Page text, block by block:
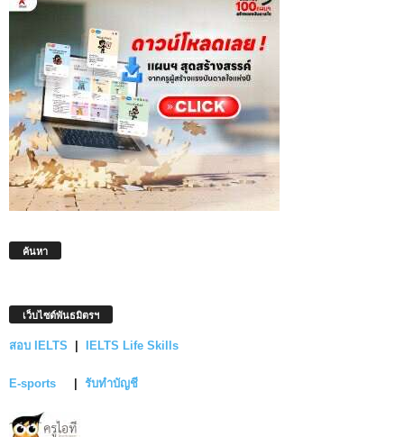
ค้นหา
เว็บไซต์พันธมิตรฯ
สอบ IELTS IELTS Life Skills
E-sports รับทำบัญชี